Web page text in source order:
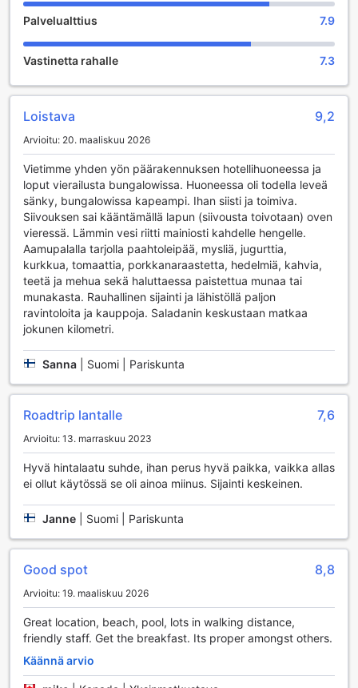
joten vieraat voivat helposti löytää itselleen jotain erityistä.
Kauppojen läheisyydessä on myös viihtyisä baari, jossa voi
nauttia virkistäviä juomia ja rentoutua auringonlaskun
aikaan. Baari on täydellinen paikka tavata muita vieraita ja
ympäristöstä ja merinäköalasta.
Lisäksi Ocean View Resortin kaunis puutarha tarjoaa
rauhoittavan ympäristön, jossa vieraat voivat nauttia
luonnon rauhasta ja kauneudesta. Puutarhassa on myös
poreallas, joka kutsuu rentoutumaan pitkän päivän jälkeen.
Olipa kyseessä sitten rentoutuminen porealtaassa tai
rauhallinen kävely puutarhassa, Ocean View Resort on
täydellinen paikka nauttia viihteestä ja rauhoittumisesta
samalla kertaa. Tervetuloa kokemaan unohtumatonta
lomatunnelmaa tässä paratiisissa!
Urheilumahdollisuudet Ocean View Resortissa
Ocean View Resort Koh Lantassa tarjoaa erinomaiset
urheilumahdollisuudet, jotka tekevät lomastasi
unohtumattoman. Sisäuima-allas on täydellinen paikka
nauttia uimisesta säästä riippumatta, ja se tarjoaa
rauhallisen ympäristön rentoutumiseen ja virkistymiseen.
Ulkouima-allas puolestaan kutsuu nauttimaan auringosta ja
trooppisesta ilmastosta, ja sen ympärillä on mukavia
aurinkotuoleja, joissa voit levätä uinnin jälkeen.
tarjoaa upeita maisemia ja haasteita kaiken tasoisille
pelaajille. Kenttä on suunniteltu siten, että voit nauttia
golfpelistä samalla kun ihailet kauniita merimaisemia.
Lisäksi yksityinen ranta tarjoaa mahdollisuuden
kalastamiseen ja sukellukseen, joten voit tutustua alueen
upeaan meriluontoon ja sen monimuotoiseen elämään.
Ocean View Resort on täydellinen paikka, jossa yhdistyvät
lomakokemuksen.
Ocean View Resortin Kätevät Palvelut
Ocean View Resort tarjoaa vierailleen laajan valikoiman
käteviä palveluja, jotka tekevät lomastasi mahdollisimman
Palvelualttius 7.9
Vastinetta rahalle 7.3
Loistava 9,2
Arvioitu: 20. maaliskuu 2026
Vietimme yhden yön päärakennuksen hotellihuoneessa ja
loput vierailusta bungalowissa. Huoneessa oli todella leveä
sänky, bungalowissa kapeampi. Ihan siisti ja toimiva.
Siivouksen sai kääntämällä lapun (siivousta toivotaan) oven
vieressä. Lämmin vesi riitti mainiosti kahdelle hengelle.
Aamupalalla tarjolla paahtoleipää, mysliä, jugurttia,
kurkkua, tomaattia, porkkanaraastetta, hedelmiä, kahvia,
teetä ja mehua sekä haluttaessa paistettua munaa tai
munakasta. Rauhallinen sijainti ja lähistöllä paljon
ravintoloita ja kauppoja. Saladanin keskustaan matkaa
jokunen kilometri.
Sanna Suomi | Pariskunta
Roadtrip lantalle 7,6
Arvioitu: 13. marraskuu 2023
Hyvä hintalaatu suhde, ihan perus hyvä paikka, vaikka allas
ei ollut käytössä se oli ainoa miinus. Sijainti keskeinen.
Janne Suomi | Pariskunta
Good spot 8,8
Arvioitu: 19. maaliskuu 2026
Great location, beach, pool, lots in walking distance,
friendly staff. Get the breakfast. Its proper amongst others.
Käännä arvio